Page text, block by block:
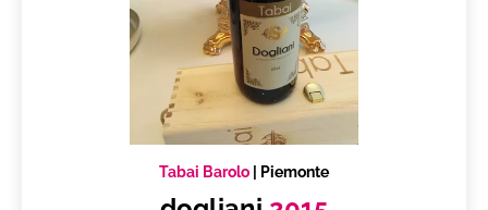
Tabai Barolo Piemonte